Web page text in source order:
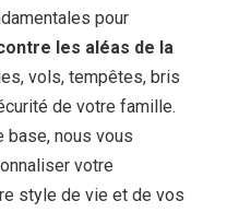
pour
les aléas de la
vols, tempêtes, bris
de votre famille.
base, nous vous
votre
style de vie et de vos